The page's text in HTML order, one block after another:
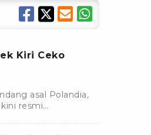
Kiri Ceko
asal Polandia,
resmi